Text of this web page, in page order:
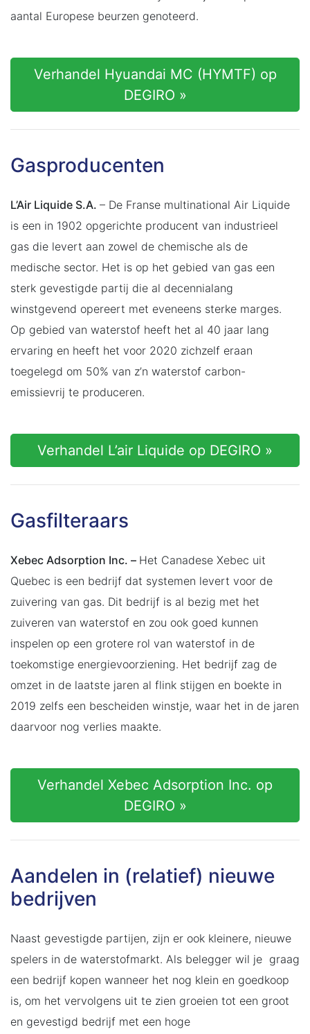
aantal Europese beurzen genoteerd.
Verhandel Hyuandai MC (HYMTF) op
DEGIRO »
Gasproducenten
L’Air Liquide S.A. – De Franse multinational Air Liquide
is een in 1902 opgerichte producent van industrieel
gas die levert aan zowel de chemische als de
medische sector. Het is op het gebied van gas een
sterk gevestigde partij die al decennialang
winstgevend opereert met eveneens sterke marges.
Op gebied van waterstof heeft het al 40 jaar lang
ervaring en heeft het voor 2020 zichzelf eraan
toegelegd om 50% van z’n waterstof carbon-
emissievrij te produceren.
Verhandel L’air Liquide op DEGIRO »
Gasfilteraars
Xebec Adsorption Inc. – Het Canadese Xebec uit
Quebec is een bedrijf dat systemen levert voor de
zuivering van gas. Dit bedrijf is al bezig met het
zuiveren van waterstof en zou ook goed kunnen
inspelen op een grotere rol van waterstof in de
toekomstige energievoorziening. Het bedrijf zag de
omzet in de laatste jaren al flink stijgen en boekte in
2019 zelfs een bescheiden winstje, waar het in de jaren
daarvoor nog verlies maakte.
Verhandel Xebec Adsorption Inc. op
DEGIRO »
Aandelen in (relatief) nieuwe
bedrijven
Naast gevestigde partijen, zijn er ook kleinere, nieuwe
spelers in de waterstofmarkt. Als belegger wil je graag
een bedrijf kopen wanneer het nog klein en goedkoop
is, om het vervolgens uit te zien groeien tot een groot
en gevestigd bedrijf met een hoge